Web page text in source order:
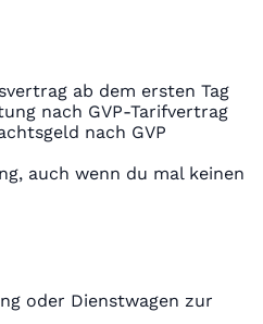
ab dem ersten Tag
nach GVP-Tarifvertrag
nach GVP
auch wenn du mal keinen
oder Dienstwagen zur